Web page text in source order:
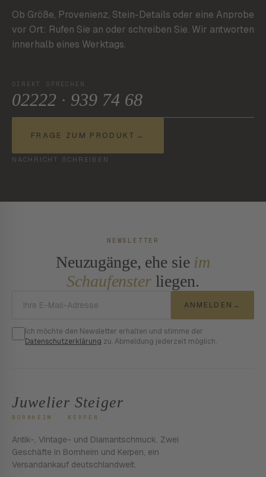
Ob Größe, Provenienz, Stein-Details oder eine Anprobe
vor Ort: Rufen Sie an oder schreiben Sie. Wir antworten
innerhalb eines Werktags.
DIREKT SPRECHEN
02222 · 939 74 68
FRAGE ZUM PRODUKT →
NACHRICHT SCHREIBEN
NEWSLETTER
Neuzugänge, ehe sie im
Schaufensterliegen.
ANMELDEN →
Ich möchte den Newsletter erhalten und stimme der
Datenschutzerklärung zu. Abmeldung jederzeit möglich.
Juwelier Steiger
BORNHEIM · KERPEN
Antik-, Vintage- und Diamantschmuck. Zwei
Geschäfte in Bornheim und Kerpen, ein
Versandankauf deutschlandweit.